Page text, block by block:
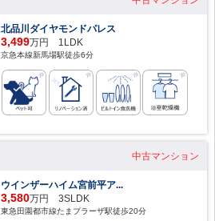
北品川ダイヤモンドパレス
3,499万円 1LDK
京急本線新馬場駅徒歩6分
中古マンション
ウインザーハイム宮前平ア...
3,580万円 3SLDK
東急田園都市線たまプラーザ駅徒歩20分